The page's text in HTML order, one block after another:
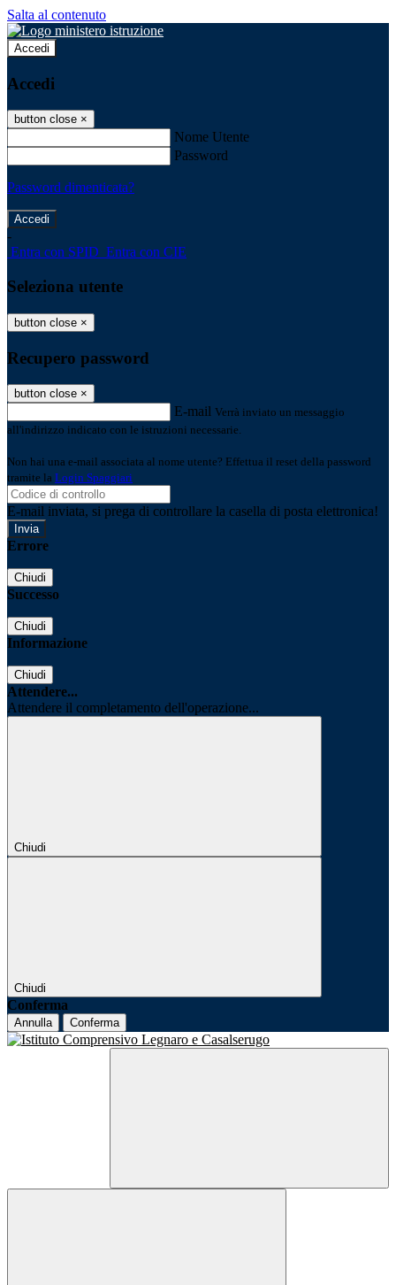
Salta al contenuto
Accedi
Accedi
button close ×
Nome Utente
Password
Password dimenticata?
-
Entra con SPID Entra con CIE
Seleziona utente
button close ×
Recupero password
button close ×
E-mail Verrà inviato un messaggio
all'indirizzo indicato con le istruzioni necessarie.
Non hai una e-mail associata al nome utente? Effettua il reset della password
tramite la Login Spaggiari
E-mail inviata, si prega di controllare la casella di posta elettronica!
Errore
Chiudi
Successo
Chiudi
Informazione
Chiudi
Attendere...
Attendere il completamento dell'operazione...
Chiudi
Chiudi
Conferma
Annulla Conferma